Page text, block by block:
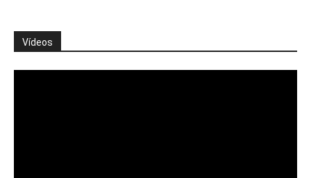
Vídeos